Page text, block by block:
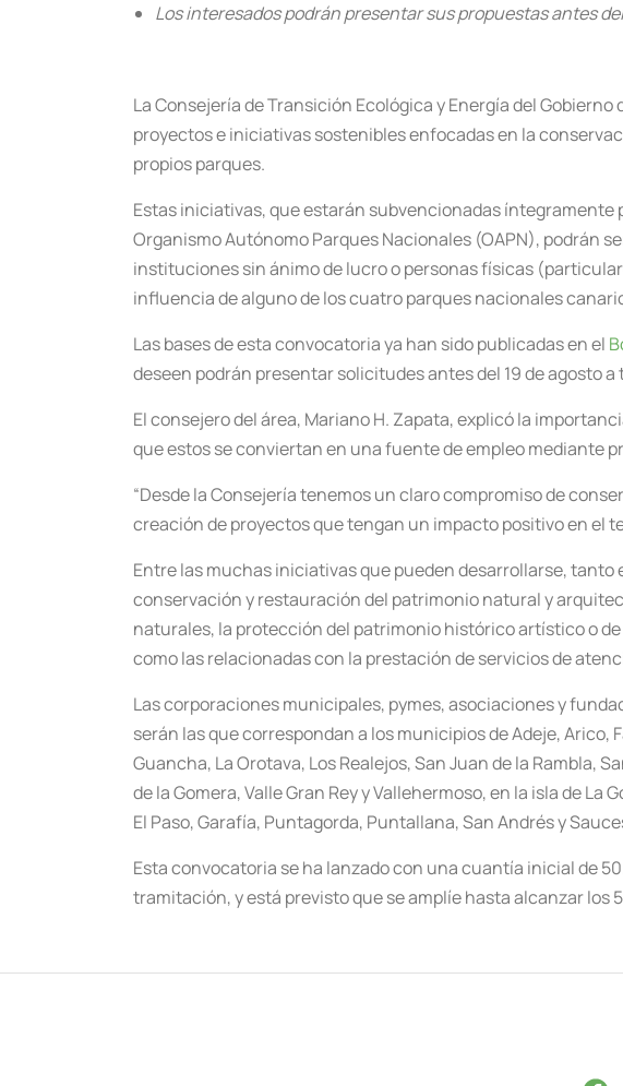
Los interesados podrán presentar sus propuestas antes
La Consejería de Transición Ecológica y Energía del
proyectos e iniciativas sostenibles enfocadas en la
propios parques.
Estas iniciativas, que estarán subvencionadas íntegramente
Organismo Autónomo Parques Nacionales (OAPN), podrán
instituciones sin ánimo de lucro o personas físicas
influencia de alguno de los cuatro parques nacionales
Las bases de esta convocatoria ya han sido publicadas en el
deseen podrán presentar solicitudes antes del 19 de agosto
El consejero del área, Mariano H. Zapata, explicó la
que estos se conviertan en una fuente de empleo mediante
“Desde la Consejería tenemos un claro compromiso de
creación de proyectos que tengan un impacto positivo en el
Entre las muchas iniciativas que pueden desarrollarse,
conservación y restauración del patrimonio natural y
naturales, la protección del patrimonio histórico artístico o
como las relacionadas con la prestación de servicios de
Las corporaciones municipales, pymes, asociaciones y
serán las que correspondan a los municipios de Adeje, Arico,
Guancha, La Orotava, Los Realejos, San Juan de la Rambla,
de la Gomera, Valle Gran Rey y Vallehermoso, en la isla de
El Paso, Garafía, Puntagorda, Puntallana, San Andrés y
Esta convocatoria se ha lanzado con una cuantía inicial de
tramitación, y está previsto que se amplíe hasta alcanzar los